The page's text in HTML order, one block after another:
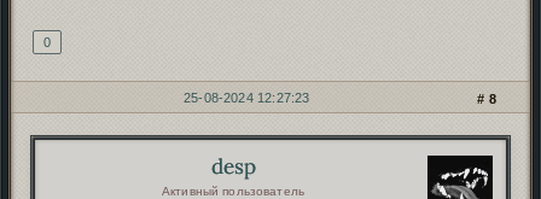
0
8
25-08-2024 12:27:23
desp
Активный пользователь